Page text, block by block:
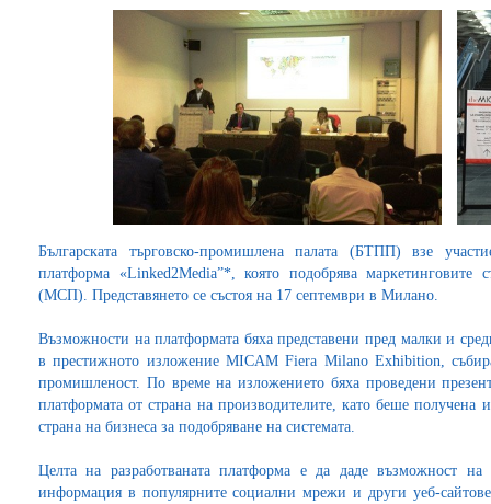
Българската търговско-промишлена палата (БТПП) взе
платформа «Linked2Media”*, която подобрява маркетинговите
(МСП). Представянето се състоя на 17 септември в Милано.
Възможности на платформата бяха представени пред малки и
в престижното изложение MICAM Fiera Milano Exhibition,
промишленост. По време на изложението бяха проведени
платформата от страна на производителите, като беше
страна на бизнеса за подобряване на системата.
Целта на разработваната платформа е да даде възможност
информация в популярните социални мрежи и други уеб-сайтове